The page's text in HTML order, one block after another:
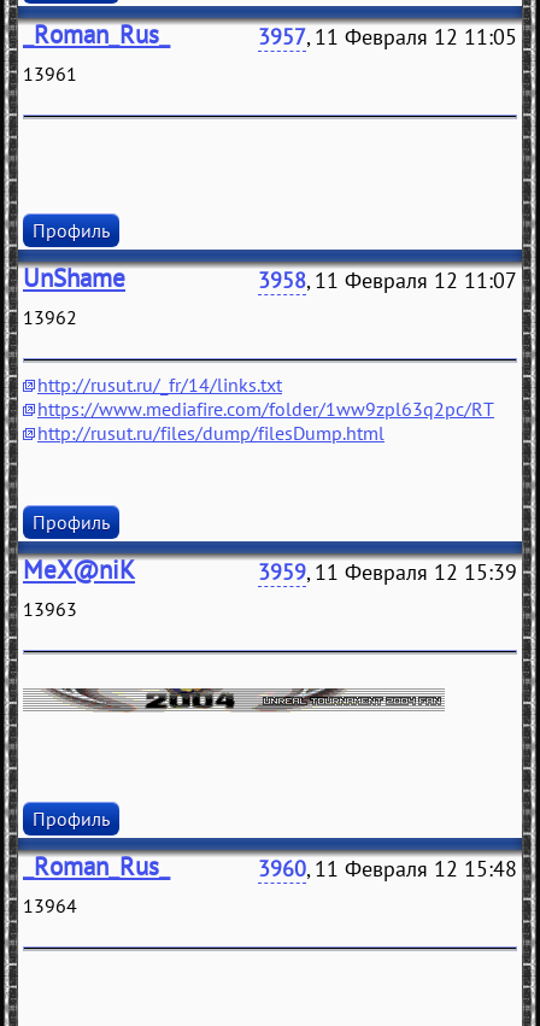
_Roman_Rus_ 3957, 11 Февраля 12 11:05
13961
Профиль
UnShame 3958, 11 Февраля 12 11:07
13962
http://rusut.ru/_fr/14/links.txt
https://www.mediafire.com/folder/1ww9zpl63q2pc/RT
http://rusut.ru/files/dump/filesDump.html
Профиль
MeX@niK 3959, 11 Февраля 12 15:39
13963
Профиль
_Roman_Rus_ 3960, 11 Февраля 12 15:48
13964